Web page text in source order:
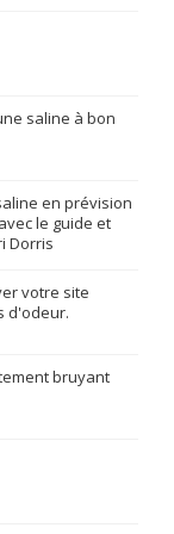
saline à bon
en prévision
le guide et
Dorris
votre site
d'odeur.
bruyant